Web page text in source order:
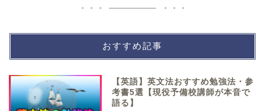
おすすめ記事
【英語】英文法おすすめ勉強法・参
考書5選【現役予備校講師が本音で
語る】